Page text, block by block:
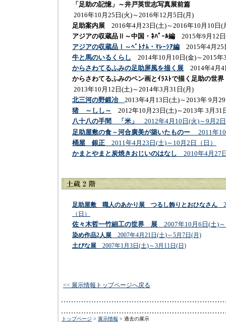
「足助の記憶」～井戸英世志写真展前篇
2016年10月25日(火)～2016年12月5日(月)
足助案内展 2016年4月23日(土)～2016年10月10日(
アジアの収蔵品Ⅱ～中国・ﾈﾊﾟｰﾙ編 2015年9月12
アジアの収蔵品Ⅰ～ﾍﾞﾄﾅﾑ・ﾏﾚｰｼｱ編 2015年4月25
牛と馬のいるくらし 2014年10月10日(金)～2015年
からさわてるふみの足助屏風を描く展 2014年4月4
からさわてるふみのペン画とｲﾗｽﾄで描く足助の世界
2013年10月12日(土)～2014年3月31日(月 )
北三河の野鍛冶 2013年4月13日(土)～2013年 9月
猪 ～しし～
2012年10月23日(土)～2013年 3月31
八十八の手間 「米」
2012年4月10日(火)～9月2
足助屋敷の食－河合廣美が築いたものー
2011年
桶屋 銀正 2011年4月23日(土)～10月2日（日）
かまとやまと炭焼きおじいのはなし 2010年4月27
足助屋敷 職人のあかり展 つるし飾りとおひなさん
（日）
佐々木哲一竹細工の世界 展 2007年10月6日(土)
染め作品2人展 2007年4月21日(土)～5月7日(月)
土びな展 2007年1月3日(土)～3月11日(日)
<< 展示情報トップページへ戻る
トップページ > 展示情報 > 過去の展示